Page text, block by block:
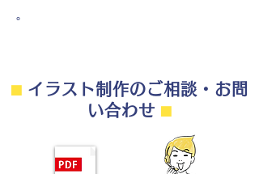
。
⬛︎イラスト制作のご相談・お問
い合わせ ⬛︎